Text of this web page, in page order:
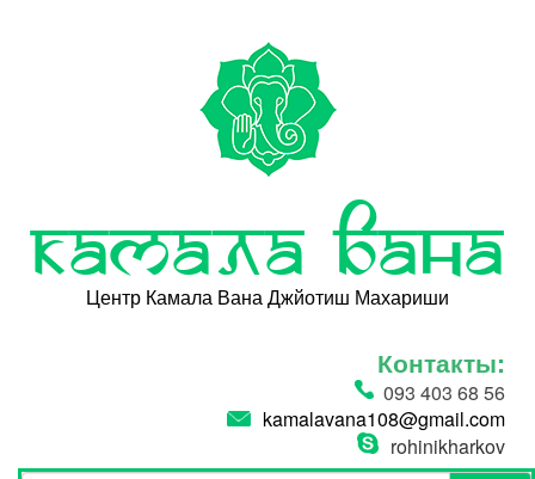
Камала Вана
Центр Камала Вана Джйотиш Махариши
Контакты:
093 403 68 56
kamalavana108@gmail.com
rohinikharkov